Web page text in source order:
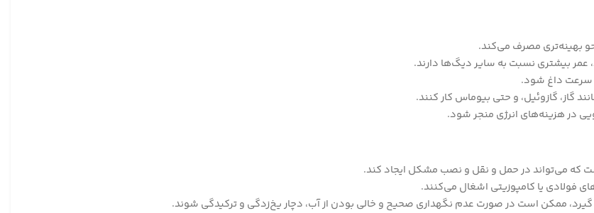
بهینه‌تری مصرف می‌کند.
بیشتری نسبت به سایر دیگ‌ها دارند.
سرعت داغ شود.
گاز، گازوئیل، و حتی بیوماس کار کنند.
در هزینه‌های انرژی منجر شود.
که می‌تواند در حمل و نقل و نصب مشکل ایجاد کند.
فولادی یا کامپوزیتی اشغال می‌کنند.
ممکن است در صورت عدم نگهداری صحیح و خالی بودن از آب، دچار یخ‌زدگی و ترکیدگی شوند.